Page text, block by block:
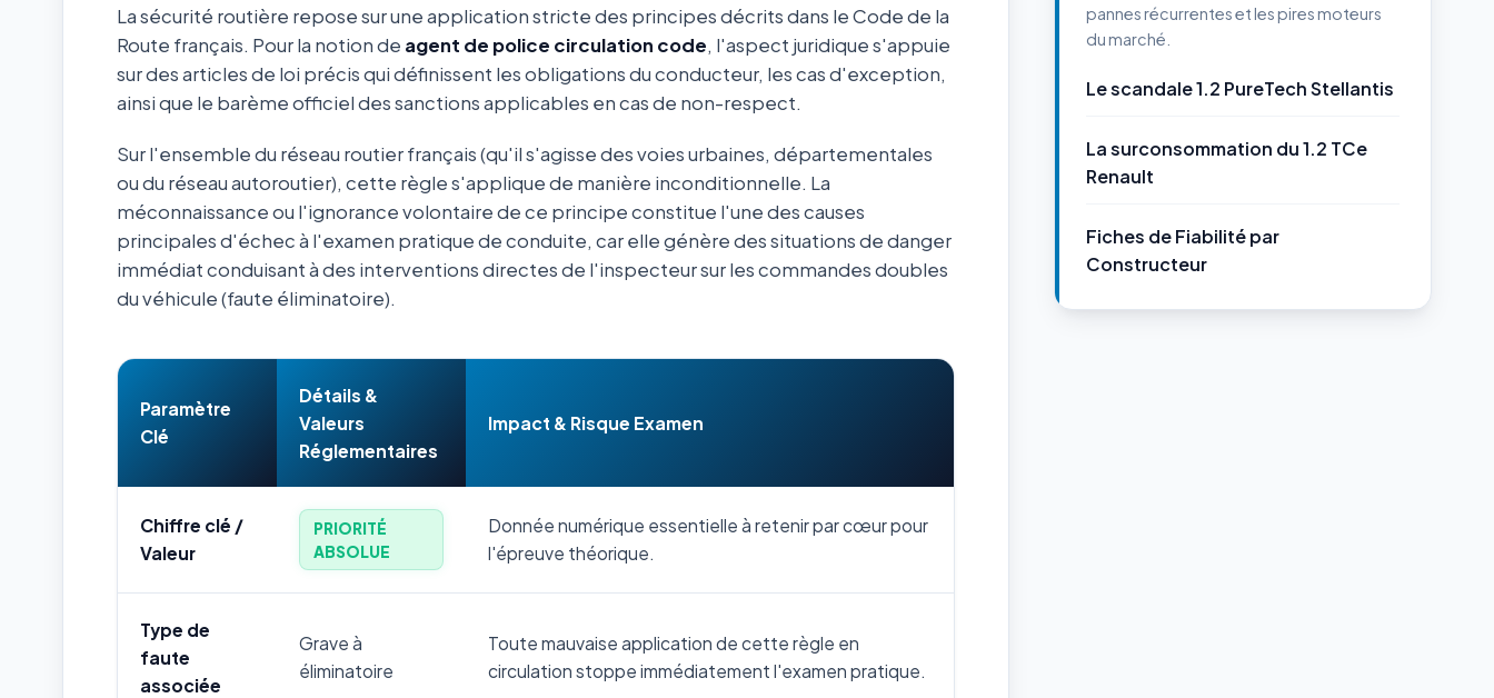
La sécurité routière repose sur une application stricte des principes décrits dans le Code de la
Route français. Pour la notion de agent de police circulation code, l'aspect juridique s'appuie
sur des articles de loi précis qui définissent les obligations du conducteur, les cas d'exception,
ainsi que le barème officiel des sanctions applicables en cas de non-respect.
Sur l'ensemble du réseau routier français (qu'il s'agisse des voies urbaines, départementales
ou du réseau autoroutier), cette règle s'applique de manière inconditionnelle. La
méconnaissance ou l'ignorance volontaire de ce principe constitue l'une des causes
principales d'échec à l'examen pratique de conduite, car elle génère des situations de danger
immédiat conduisant à des interventions directes de l'inspecteur sur les commandes doubles
du véhicule (faute éliminatoire).
Paramètre
Clé
Détails &
Valeurs
Réglementaires
Impact & Risque Examen
Chiffre clé /
Valeur
PRIORITÉ
ABSOLUE
Donnée numérique essentielle à retenir par cœur pour
l'épreuve théorique.
Type de
faute
associée
Grave à
éliminatoire
Toute mauvaise application de cette règle en
circulation stoppe immédiatement l'examen pratique.
pannes récurrentes et les pires moteurs
du marché.
Le scandale 1.2 PureTech Stellantis
La surconsommation du 1.2 TCe
Renault
Fiches de Fiabilité par
Constructeur